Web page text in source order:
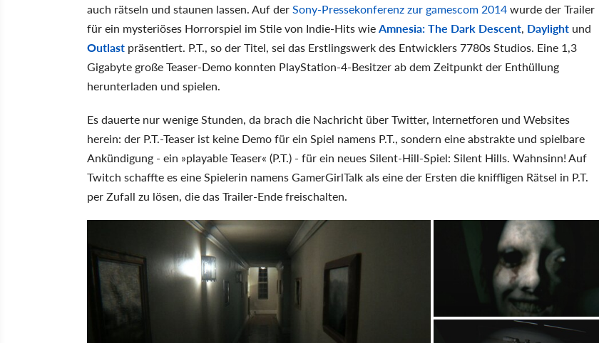
auch rätseln und staunen lassen. Auf derSony-Pressekonferenz zur gamescom 2014wurde der Trailer
für ein mysteriöses Horrorspiel im Stile von Indie-Hits wieAmnesia: The Dark Descent, Daylight und
Outlast präsentiert. P.T., so der Titel, sei das Erstlingswerk des Entwicklers 7780s Studios. Eine 1,3
Gigabyte große Teaser-Demo konnten PlayStation-4-Besitzer ab dem Zeitpunkt der Enthüllung
herunterladen und spielen.
Es dauerte nur wenige Stunden, da brach die Nachricht über Twitter, Internetforen und Websites
herein: der P.T.-Teaser ist keine Demo für ein Spiel namens P.T., sondern eine abstrakte und spielbare
Ankündigung - ein »playable Teaser« (P.T.) - für ein neues Silent-Hill-Spiel: Silent Hills. Wahnsinn! Auf
Twitch schaffte es eine Spielerin namens GamerGirlTalk als eine der Ersten die kniffligen Rätsel in P.T.
per Zufall zu lösen, die das Trailer-Ende freischalten.